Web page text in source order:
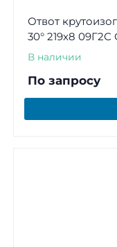
Отвот
30° 219х8
В наличии
По запросу